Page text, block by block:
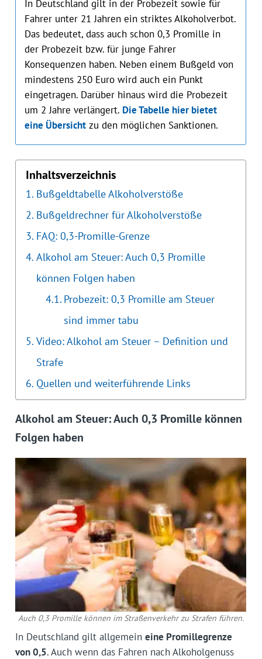
In Deutschland gilt in der Probezeit sowie für
Fahrer unter 21 Jahren ein striktes Alkoholverbot.
Das bedeutet, dass auch schon 0,3 Promille in
der Probezeit bzw. für junge Fahrer
Konsequenzen haben. Neben einem Bußgeld von
mindestens 250 Euro wird auch ein Punkt
eingetragen. Darüber hinaus wird die Probezeit
um 2 Jahre verlängert. Die Tabelle hier bietet
eine Übersichtzu den möglichen Sanktionen.
Inhaltsverzeichnis
Bußgeldtabelle Alkoholverstöße
Bußgeldrechner für Alkoholverstöße
FAQ: 0,3-Promille-Grenze
Alkohol am Steuer: Auch 0,3 Promille
können Folgen haben
Probezeit: 0,3 Promille am Steuer
sind immer tabu
Video: Alkohol am Steuer – Definition und
Strafe
Quellen und weiterführende Links
Alkohol am Steuer: Auch 0,3 Promille können
Folgen haben
Auch 0,3 Promille können im Straßenverkehr zu Strafen führen.
In Deutschland gilt allgemein eine Promillegrenze
von 0,5. Auch wenn das Fahren nach Alkoholgenuss